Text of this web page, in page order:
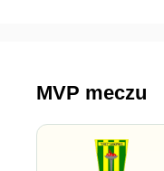
MVP meczu